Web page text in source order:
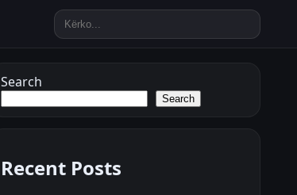
Search
Search
Recent Posts